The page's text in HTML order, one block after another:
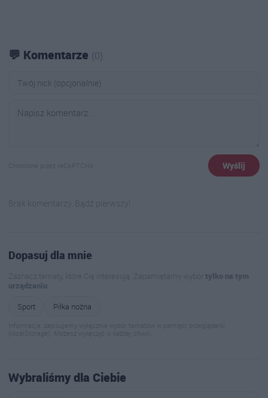
💬 Komentarze (0)
Chronione przez reCAPTCHA Wyślij
Brak komentarzy. Bądź pierwszy!
Dopasuj dla mnie
Zaznacz tematy, które Cię interesują. Zapamiętamy wybórtylko na tym
urządzeniu.
Sport
Piłka nożna
Informacja: zapisujemy wyłącznie wybór tematów w pamięci przeglądarki
(localStorage). Możesz wyłączyć w każdej chwili.
Wybraliśmy dla Ciebie